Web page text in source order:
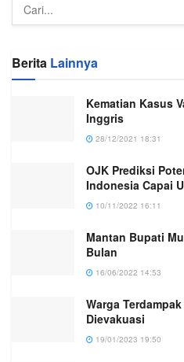
Berita Lainnya
Kematian Kasus
Inggris
28/12/2021 18:31
OJK Prediksi
Indonesia Capai
10/11/2022 16:11
Mantan Bupati
Bulan
16/06/2022 14:53
Warga
Dievakuasi
19/01/2023 19:50